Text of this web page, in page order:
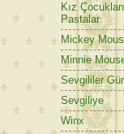
Kız
Pastalar
Mickey
Minnie
Sevgililer
Sevgiliye
Winx